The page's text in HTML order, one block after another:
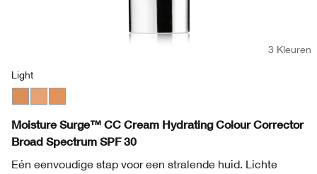
3 Kleuren
Light
Moisture Surge™ CC Cream Hydrating Colour Corrector
Broad Spectrum SPF 30
Eén eenvoudige stap voor een stralende huid. Lichte